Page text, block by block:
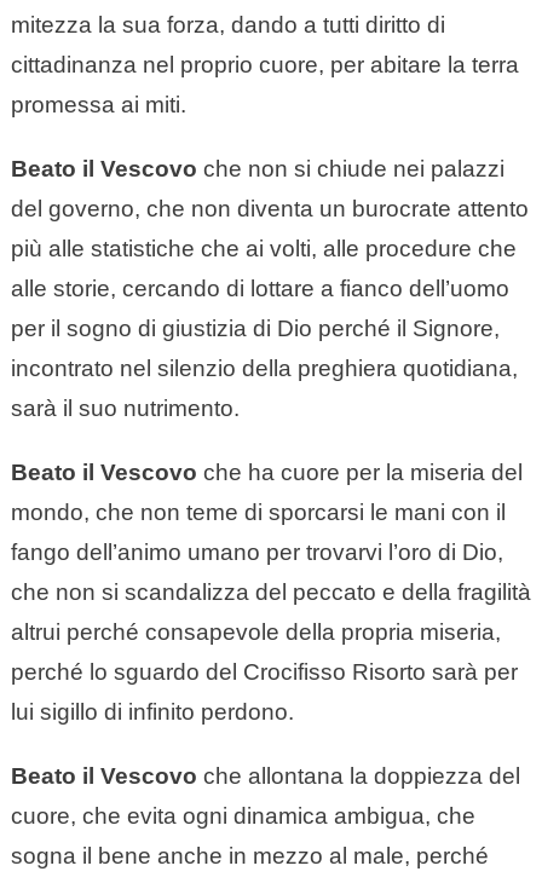
mitezza la sua forza, dando a tutti diritto di
cittadinanza nel proprio cuore, per abitare la terra
promessa ai miti.
Beato il Vescovo che non si chiude nei palazzi
del governo, che non diventa un burocrate attento
più alle statistiche che ai volti, alle procedure che
alle storie, cercando di lottare a fianco dell’uomo
per il sogno di giustizia di Dio perché il Signore,
incontrato nel silenzio della preghiera quotidiana,
sarà il suo nutrimento.
Beato il Vescovo che ha cuore per la miseria del
mondo, che non teme di sporcarsi le mani con il
fango dell’animo umano per trovarvi l’oro di Dio,
che non si scandalizza del peccato e della fragilità
altrui perché consapevole della propria miseria,
perché lo sguardo del Crocifisso Risorto sarà per
lui sigillo di infinito perdono.
Beato il Vescovo che allontana la doppiezza del
cuore, che evita ogni dinamica ambigua, che
sogna il bene anche in mezzo al male, perché